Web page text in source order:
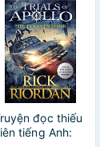
Plight Of The
Purple Potty
People (Color
Edition)
đọc thiếu
tiếng Anh: